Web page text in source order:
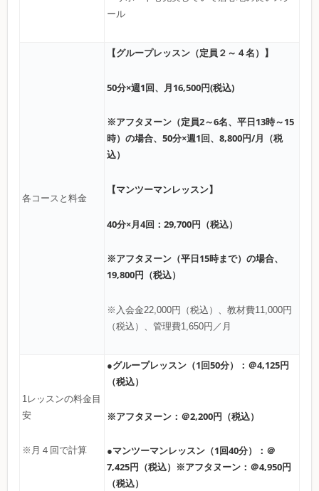
ール
各コースと料金
【グループレッスン（定員２～４名）】
50分×週1回、月16,500円(税込)
※アフタヌーン（定員2～6名、平日13時～15
時）の場合、50分×週1回、8,800円/月（税
込）
【マンツーマンレッスン】
40分×月4回：29,700円（税込）
※アフタヌーン（平日15時まで）の場合、
19,800円（税込）
※入会金22,000円（税込）、教材費11,000円
（税込）、管理費1,650円／月
1レッスンの料金目
安
※月４回で計算
●グループレッスン（1回50分）：＠4,125円
（税込）
※アフタヌーン：＠2,200円（税込）
●マンツーマンレッスン（1回40分）：＠
7,425円（税込）※アフタヌーン：＠4,950円
（税込）